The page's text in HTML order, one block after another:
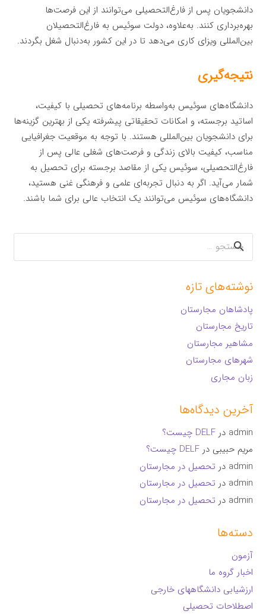
دانشجویان پس از فارغ‌التحصیلی می‌توانند از این فرصت‌ها
بهره‌برداری کنند. به‌علاوه، دولت سوئیس به فارغ‌التحصیلان
بین‌المللی ویزای کاری می‌دهد تا در این کشور به‌دنبال شغل بگردند.
نتیجه‌گیری
دانشگاه‌های سوئیس به‌واسطه برنامه‌های تحصیلی با کیفیت،
اساتید برجسته، و امکانات تحقیقاتی پیشرفته یکی از بهترین گزینه‌ها
برای دانشجویان بین‌المللی هستند. با توجه به موقعیت جغرافیایی
مناسب، کیفیت بالای زندگی و فرصت‌های شغلی عالی پس از
فارغ‌التحصیلی، سوئیس یکی از مقاصد برجسته برای تحصیل به
شمار می‌آید. اگر به دنبال تجربه‌ای علمی و فرهنگی غنی هستید،
دانشگاه‌های سوئیس می‌توانند یک انتخاب عالی برای شما باشند.
جستجو
برای:
نوشته‌های تازه
پادشاهان مجارستان
تاریخ مجارستان
مشاهیر مجارستان
شهرهای مجارستان
زبان مجاری
آخرین دیدگاه‌ها
admin درDELF چیست؟
مریم حبیبی درDELF چیست؟
admin در تحصیل در مجارستان
admin در تحصیل در مجارستان
admin در تحصیل در مجارستان
دسته‌ها
آزمون
اخبار گروه ما
ارزشیابی دانشگاههای خارجی
اصطلاحات تحصیلی